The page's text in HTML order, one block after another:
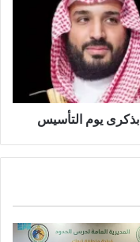
بذكرى يوم التأسيس